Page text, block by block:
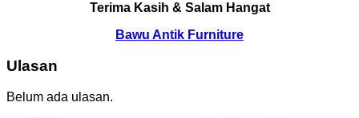
Terima Kasih & Salam Hangat
Bawu Antik Furniture
Ulasan
Belum ada ulasan.